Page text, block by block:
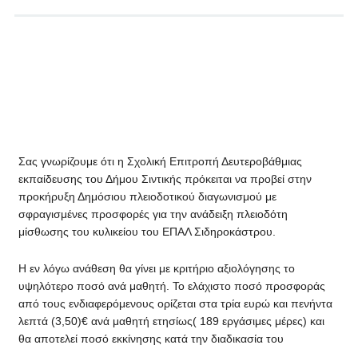
Σας γνωρίζουμε ότι η Σχολική Επιτροπή Δευτεροβάθμιας
εκπαίδευσης του Δήμου Σιντικής πρόκειται να προβεί στην
προκήρυξη Δημόσιου πλειοδοτικού διαγωνισμού με
σφραγισμένες προσφορές για την ανάδειξη πλειοδότη
μίσθωσης του κυλικείου του ΕΠΑΛ Σιδηροκάστρου.
Η εν λόγω ανάθεση θα γίνει με κριτήριο αξιολόγησης το
υψηλότερο ποσό ανά μαθητή. Το ελάχιστο ποσό προσφοράς
από τους ενδιαφερόμενους ορίζεται στα τρία ευρώ και πενήντα
λεπτά (3,50)€ ανά μαθητή ετησίως( 189 εργάσιμες μέρες) και
θα αποτελεί ποσό εκκίνησης κατά την διαδικασία του